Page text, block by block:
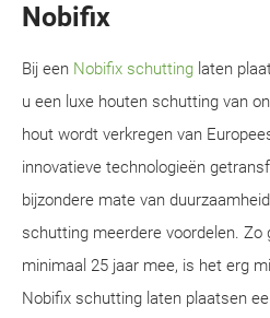
Nobifix
Bij een Nobifix schutting laten
u een luxe houten schutting van
hout wordt verkregen van
innovatieve technologieën
bijzondere mate van
schutting meerdere voordelen.
minimaal 25 jaar mee, is het erg
Nobifix schutting laten plaatsen